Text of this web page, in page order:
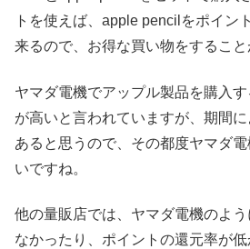
トを使えば、apple pencilをポイン
来るので、お得な買い物をすること
ヤマダ電機でアップル製品を購入
が高いと言われていますが、期間
あると思うので、その都度ヤマダ
いですね。
他の量販店では、ヤマダ電機のよう
なかったり、ポイントの還元率が